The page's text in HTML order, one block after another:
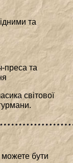
та
преса та
світової
бути